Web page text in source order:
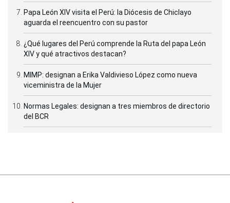
Papa León XIV visita el Perú: la Diócesis de Chiclayo
aguarda el reencuentro con su pastor
¿Qué lugares del Perú comprende la Ruta del papa León
XIV y qué atractivos destacan?
MIMP: designan a Erika Valdivieso López como nueva
viceministra de la Mujer
Normas Legales: designan a tres miembros de directorio
del BCR